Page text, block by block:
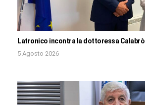
Latronico incontra la dottoressa Calabrò
5 Agosto 2026